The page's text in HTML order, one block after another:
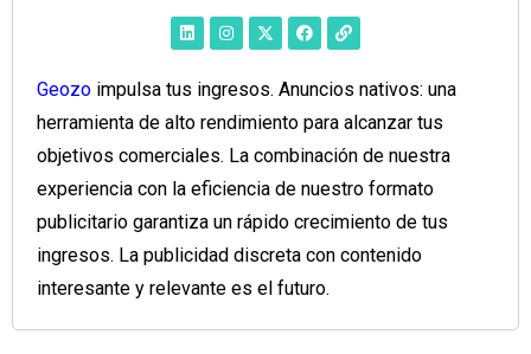
Geozo impulsa tus ingresos. Anuncios nativos: una
herramienta de alto rendimiento para alcanzar tus
objetivos comerciales. La combinación de nuestra
experiencia con la eficiencia de nuestro formato
publicitario garantiza un rápido crecimiento de tus
ingresos. La publicidad discreta con contenido
interesante y relevante es el futuro.